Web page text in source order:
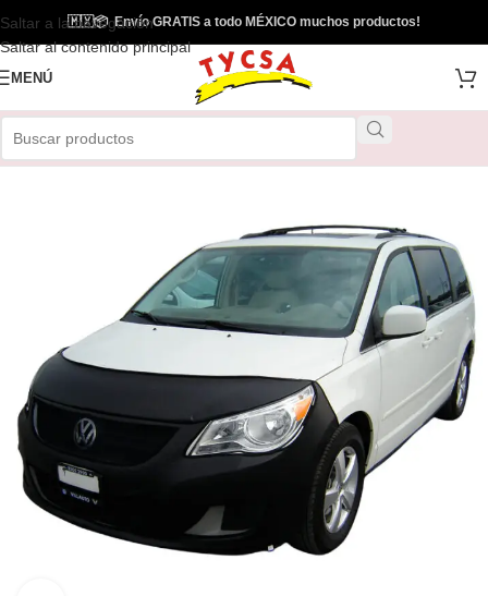
Saltar a la navegación
Saltar al contenido principal
🇲🇽📦Envío GRATIS a todo MÉXICO muchos productos!
MENÚ